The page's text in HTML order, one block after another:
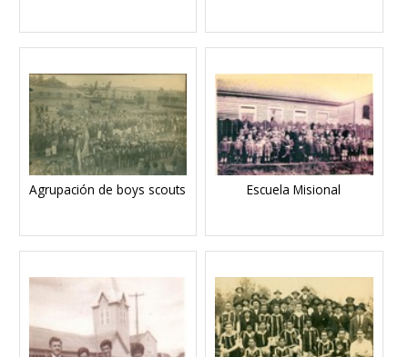
Agrupación de boys scouts Escuela Misional